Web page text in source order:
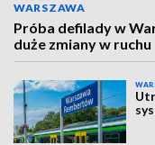
WARSZAWA
Próba defilady w
duże zmiany w ruchu